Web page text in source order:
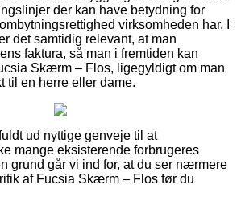
der kan have betydning for
virksomheden har. I
det samtidig relevant, at man
faktura, så man i fremtiden kan
Skærm – Flos, ligegyldigt om man
til en herre eller dame.
ud nyttige genveje til at
mange eksisterende forbrugeres
grund går vi ind for, at du ser nærmere
af Fucsia Skærm – Flos før du